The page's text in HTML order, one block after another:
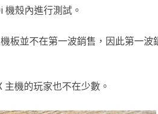
機殼內進行測試。
板並不在第一波銷售，因此第一波
機的玩家也不在少數。